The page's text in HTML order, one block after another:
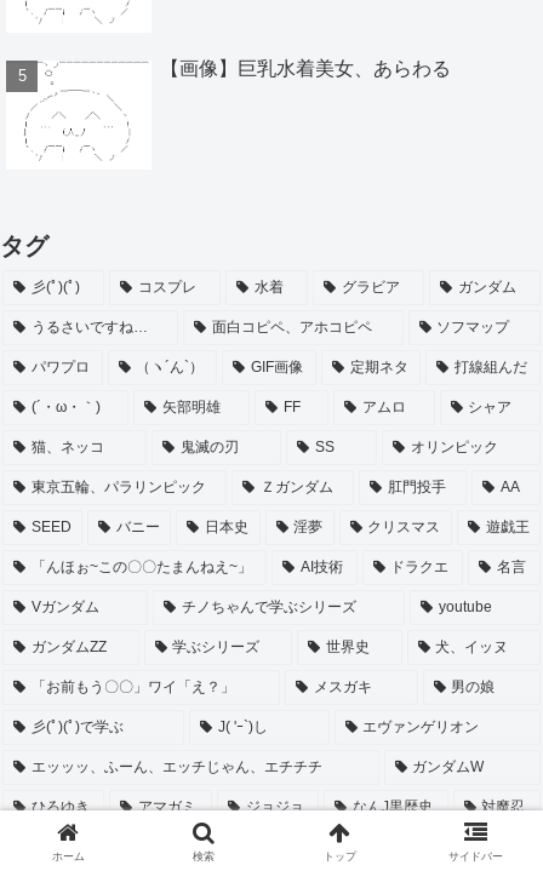
【画像】巨乳水着美女、あらわる
タグ
彡(ﾟ)(ﾟ) コスプレ 水着 グラビア ガンダム
うるさいですね… 面白コピペ、アホコピペ ソフマップ
パワプロ （ヽ´ん`） GIF画像 定期ネタ 打線組んだ
(´・ω・｀) 矢部明雄 FF アムロ シャア
猫、ネッコ 鬼滅の刃 SS オリンピック
東京五輪、パラリンピック Ｚガンダム 肛門投手 AA
SEED バニー 日本史 淫夢 クリスマス 遊戯王
「んほぉ~この〇〇たまんねえ~」 AI技術 ドラクエ 名言
Vガンダム チノちゃんで学ぶシリーズ youtube
ガンダムZZ 学ぶシリーズ 世界史 犬、イッヌ
「お前もう〇〇」ワイ「え？」 メスガキ 男の娘
彡(ﾟ)(ﾟ)で学ぶ J( 'ｰ`)し エヴァンゲリオン
エッッッ、ふーん、エッチじゃん、エチチチ ガンダムW
ひろゆき アマガミ ジョジョ なんJ黒歴史 対魔忍
カッスレ NARUTO スライムくん アマガミSS
ホーム 検索 トップ サイドバー